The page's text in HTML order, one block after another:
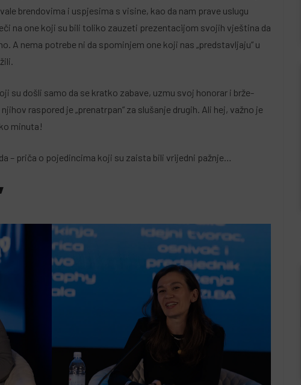
brendovima i uspjesima s visine, kao da nam prave uslugu
na one koji su bili toliko zauzeti prezentacijom svojih vještina da
A nema potrebe ni da spominjem one koji nas „predstavljaju“ u
su došli samo da se kratko zabave, uzmu svoj honorar i brže-
raspored je „prenatrpan“ za slušanje drugih. Ali hej, važno je
minuta!
– priča o pojedincima koji su zaista bili vrijedni pažnje…